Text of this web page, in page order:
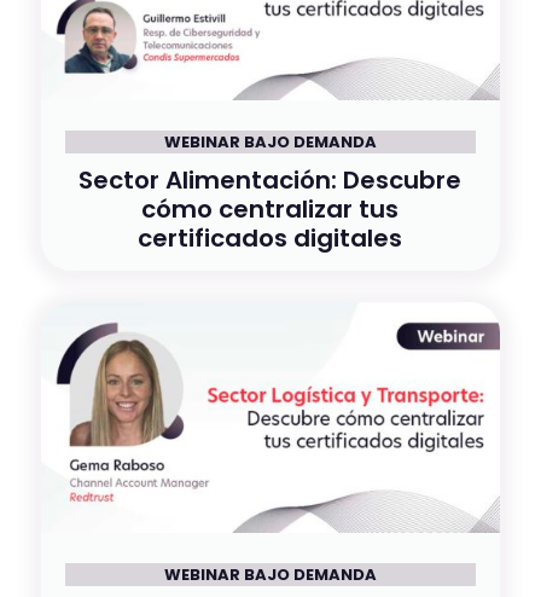
WEBINAR BAJO DEMANDA
Sector Alimentación: Descubre
cómo centralizar tus
certificados digitales
WEBINAR BAJO DEMANDA